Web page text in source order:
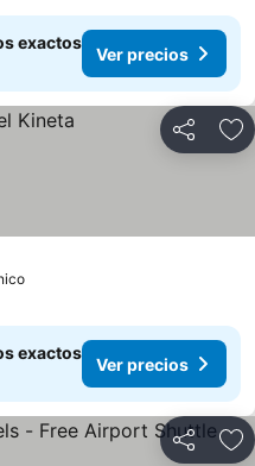
exactos
Ver precios
Compartir
Ver precios
exactos
Ver precios
Compartir